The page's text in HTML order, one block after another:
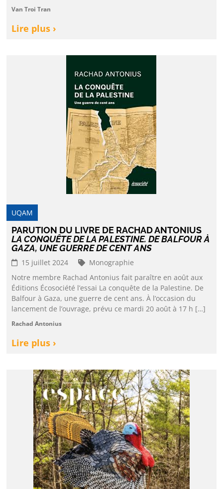
Van Troi Tran
Lire plus ›
UQAM
PARUTION DU LIVRE DE RACHAD ANTONIUS
LA CONQUÊTE DE LA PALESTINE. DE BALFOUR À
GAZA, UNE GUERRE DE CENT ANS
15 juillet 2024
Monographie
Notre membre Rachad Antonius fait paraître en août aux
Éditions Écosociété l’essai La conquête de la Palestine. De
Balfour à Gaza, une guerre de cent ans. À l’occasion du
lancement de l’ouvrage, prévu ce mardi 20 août à 17 h […]
Rachad Antonius
Lire plus ›